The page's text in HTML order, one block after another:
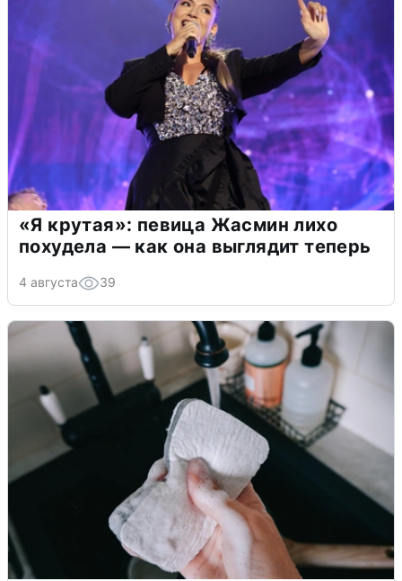
«Я крутая»: певица Жасмин лихо
похудела — как она выглядит теперь
4 августа 39